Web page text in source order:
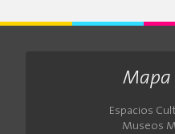
Mapa
Espacios
Museos